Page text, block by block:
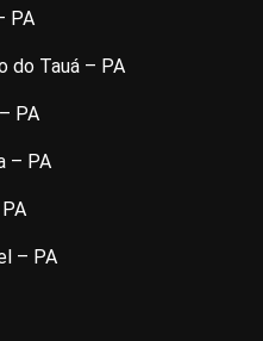
PA
do Tauá – PA
PA
– PA
– PA